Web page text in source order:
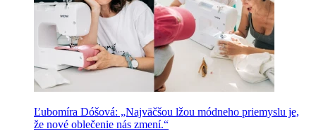
Ľubomíra Dóšová: „Najväčšou lžou módneho priemyslu je,
že nové oblečenie nás zmení.“